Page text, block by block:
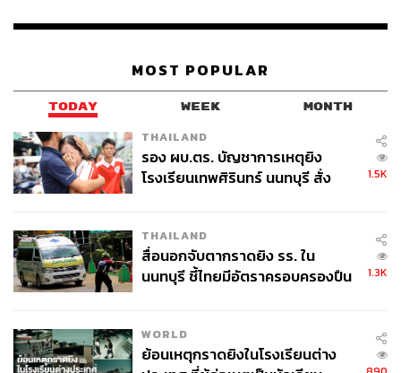
MOST POPULAR
TODAY WEEK MONTH
THAILAND
รอง ผบ.ตร. บัญชาการเหตุยิง
โรงเรียนเทพศิรินทร์ นนทบุรี สั่ง
1.5K
THAILAND
สื่อนอกจับตากราดยิง รร. ใน
นนทบุรี ชี้ไทยมีอัตราครอบครองปืน
1.3K
WORLD
ย้อนเหตุกราดยิงในโรงเรียนต่าง